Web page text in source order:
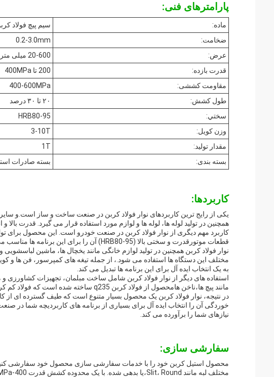
پارامترهای فنی:
ماده:
سیم پیچ فولاد
ضخامت:
0.2-3.0mm
عرض:
20-600 میلی متر
قدرت بازده:
200 تا 400MPa
مقاومت کششی:
400-600MPa
طول کشش:
۲۰ تا ۳۰ درصد
سختي:
HRB80-95
وزن کویل:
3-10T
مقدار تولید:
1T
بسته بندی:
بسته صادرات
کاربردها:
یکی از رایج ترین کاربردهای نوار فولاد کربن در صنعت ساخت و ساز است.و
همچنین در تولید لوله ها، لوله ها و لوازم مورد استفاده قرار می گیرد. قدرت بالا
کاربرد مهم دیگری از نوار فولاد کربن در صنعت خودرو است. این محصول برای
قطعات موتورقدرت و سختی بالا (HRB80-95) آن را برای این برنامه ها مناسب می کند، زیرا می تواند به فشارهای بالا و فرسایش مقاومت کند.
نوار فولاد کربن همچنین در تولید لوازم خانگی مانند یخچال ها، ماشین
مختلف این دستگاه ها استفاده می شود.، از جمله تیغه های کمپرسور، فن ها و
به یک انتخاب ایده آل برای این برنامه ها تبدیل می کند.
استفاده های دیگر از نوار فولاد کربن شامل ساخت مبلمان، تجهیزات
مانند پیچ ها،ناخن هامحصول از فولاد کربن q235 ساخته شده است که فولاد کم کربن با جوش و شکل پذیری خوب است.
در نتیجه، نوار فولاد کربن یک محصول بسیار متنوع است که طیف گسترده ای از
خوردگی آن را انتخاب ایده آل برای بسیاری از برنامه های کاربردیچه شما
نیازهای شما را برآورده می کند.
سفارشی سازی:
محصول استیل کربن خود را با خدمات سفارشی سازی محصول خود سفارشی کنید.